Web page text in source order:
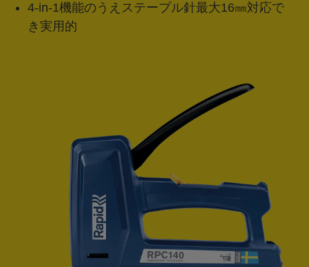
4-in-1機能のうえステープル針最大16㎜対応で
き実用的